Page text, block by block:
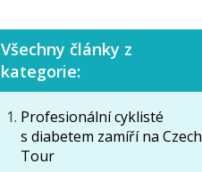
Všechny články z
kategorie:
Profesionální cyklisté
s diabetem zamíří na Czech
Tour